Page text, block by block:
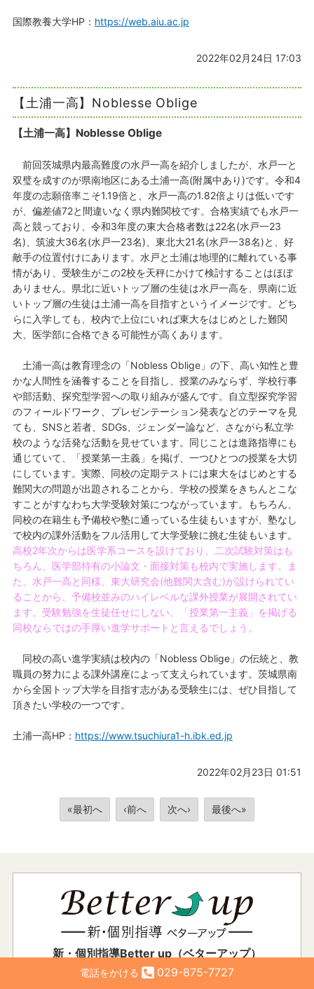
国際教養大学HP： https://web.aiu.ac.jp
2022年02月24日 17:03
【土浦一高】Noblesse Oblige
【土浦一高】Noblesse Oblige
前回茨城県内最高難度の水戸一高を紹介しましたが、水戸一と
双璧を成すのが県南地区にある土浦一高(附属中あり)です。令和4
年度の志願倍率こそ1.19倍と、水戸一高の1.82倍よりは低いです
が、偏差値72と間違いなく県内難関校です。合格実績でも水戸一
高と競っており、令和3年度の東大合格者数は22名(水戸一23
名)、筑波大36名(水戸一23名)、東北大21名(水戸一38名)と、好
敵手の位置付けにあります。水戸と土浦は地理的に離れている事
情があり、受験生がこの2校を天秤にかけて検討することはほぼ
ありません。県北に近いトップ層の生徒は水戸一高を、県南に近
いトップ層の生徒は土浦一高を目指すというイメージです。どち
らに入学しても、校内で上位にいれば東大をはじめとした難関
大、医学部に合格できる可能性が高くあります。
土浦一高は教育理念の「Nobless Oblige」の下、高い知性と豊
かな人間性を涵養することを目指し、授業のみならず、学校行事
や部活動、探究型学習への取り組みが盛んです。自立型探究学習
のフィールドワーク、プレゼンテーション発表などのテーマを見
ても、SNSと若者、SDGs、ジェンダー論など、さながら私立学
校のような活発な活動を見せています。同じことは進路指導にも
通じていて、「授業第一主義」を掲げ、一つひとつの授業を大切
にしています。実際、同校の定期テストには東大をはじめとする
難関大の問題が出題されることから、学校の授業をきちんとこな
すことがすなわち大学受験対策につながっています。もちろん、
同校の在籍生も予備校や塾に通っている生徒もいますが、塾なし
で校内の課外活動をフル活用して大学受験に挑む生徒もいます。
高校2年次からは医学系コースを設けており、二次試験対策はも
ちろん、医学部特有の小論文・面接対策も校内で実施します。ま
た、水戸一高と同様、東大研究会(他難関大含む)が設けられてい
ることから、予備校並みのハイレベルな課外授業が展開されてい
ます。受験勉強を生徒任せにしない、「授業第一主義」を掲げる
同校ならではの手厚い進学サポートと言えるでしょう。
同校の高い進学実績は校内の「Nobless Oblige」の伝統と、教
職員の努力による課外講座によって支えられています。茨城県南
から全国トップ大学を目指す志がある受験生には、ぜひ目指して
頂きたい学校の一つです。
土浦一高HP： https://www.tsuchiura1-h.ibk.ed.jp
2022年02月23日 01:51
«最初へ ‹前へ 次へ› 最後へ»
新・個別指導Better up（ベターアップ）
所在地
電話をかける 029-875-7727